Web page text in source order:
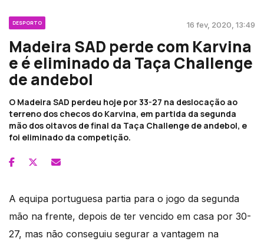
DESPORTO 16 fev, 2020, 13:49
Madeira SAD perde com Karvina
e é eliminado da Taça Challenge
de andebol
O Madeira SAD perdeu hoje por 33-27 na deslocação ao
terreno dos checos do Karvina, em partida da segunda
mão dos oitavos de final da Taça Challenge de andebol, e
foi eliminado da competição.
A equipa portuguesa partia para o jogo da segunda
mão na frente, depois de ter vencido em casa por 30-
27, mas não conseguiu segurar a vantagem na